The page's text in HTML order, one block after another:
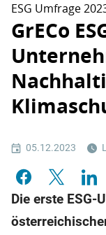
ESG Umfrage
GrECo
05.12.2023
Die erste ESG-